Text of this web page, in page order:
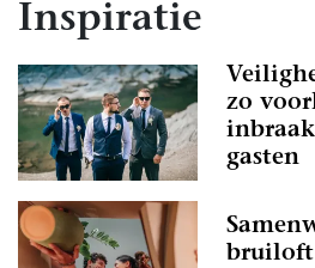
Inspiratie
zo
gasten
bruiloft